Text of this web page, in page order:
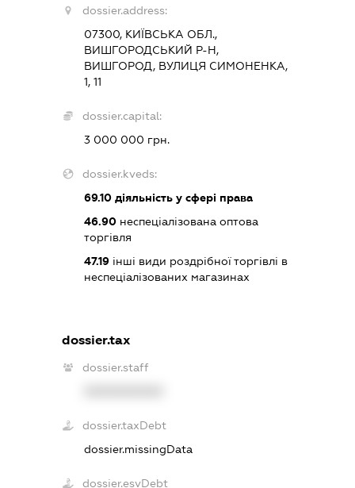
dossier.address:
07300, КИЇВСЬКА ОБЛ.,
ВИШГОРОДСЬКИЙ Р-Н,
ВИШГОРОД, ВУЛИЦЯ СИМОНЕНКА,
1, 11
dossier.capital:
3 000 000 грн.
dossier.kveds:
69.10 діяльність у сфері права
46.90 неспеціалізована оптова
торгівля
47.19 інші види роздрібної торгівлі в
неспеціалізованих магазинах
dossier.tax
dossier.staff
dossier.taxDebt
dossier.missingData
dossier.esvDebt